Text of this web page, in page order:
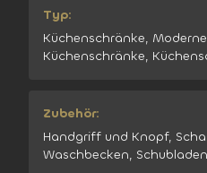
Typ:
Küchenschränke,
Küchenschränke,
Zubehör:
Handgriff und Knopf,
Waschbecken,